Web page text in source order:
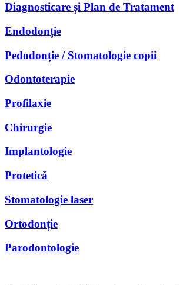
Diagnosticare și Plan de Tratament
Endodonție
Pedodonție / Stomatologie copii
Odontoterapie
Profilaxie
Chirurgie
Implantologie
Protetică
Stomatologie laser
Ortodonție
Parodontologie